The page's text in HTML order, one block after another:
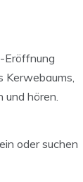
Eröffnung
Kerwebaums,
hören.
ein oder suchen